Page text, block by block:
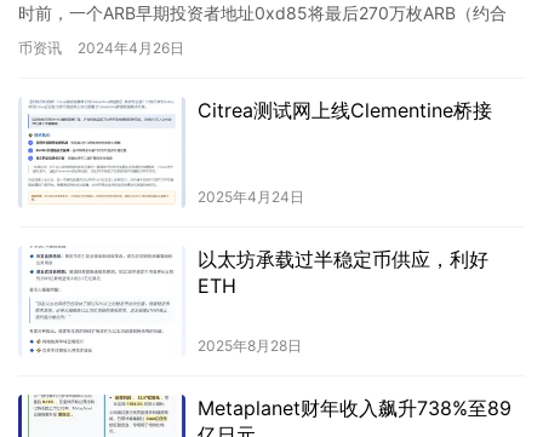
时前，一个ARB早期投资者地址0xd85将最后270万枚ARB（约合
291万美元）转入了…
币资讯 2024年4月26日
Citrea测试网上线Clementine桥接
2025年4月24日
以太坊承载过半稳定币供应，利好
ETH
2025年8月28日
Metaplanet财年收入飙升738%至89